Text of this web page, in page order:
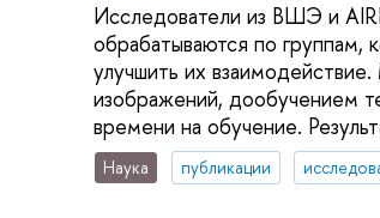
Исследователи из ВШЭ и
обрабатываются по
улучшить их
изображений, дообучением
времени на обучение.
Наука публикации